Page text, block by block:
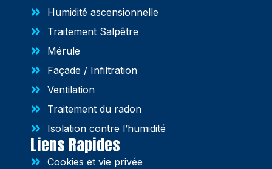
Humidité ascensionnelle
Traitement Salpêtre
Mérule
Façade / Infiltration
Ventilation
Traitement du radon
Isolation contre l’humidité
Liens Rapides
Cookies et vie privée